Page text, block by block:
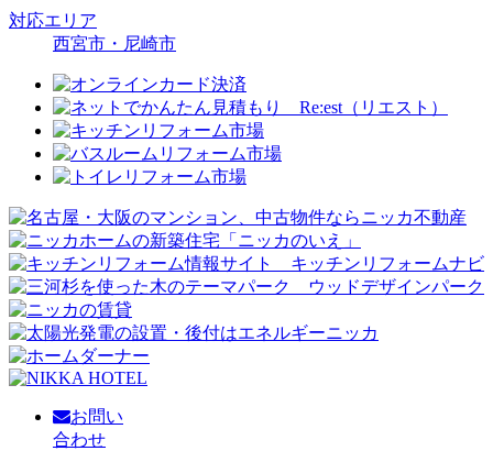
対応エリア
西宮市・尼崎市
お問い
合わせ